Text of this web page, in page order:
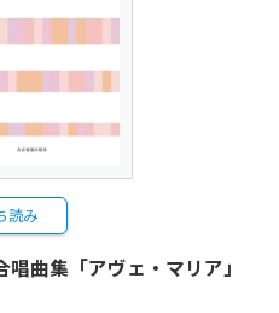
読み
曲集「アヴェ・マリア」